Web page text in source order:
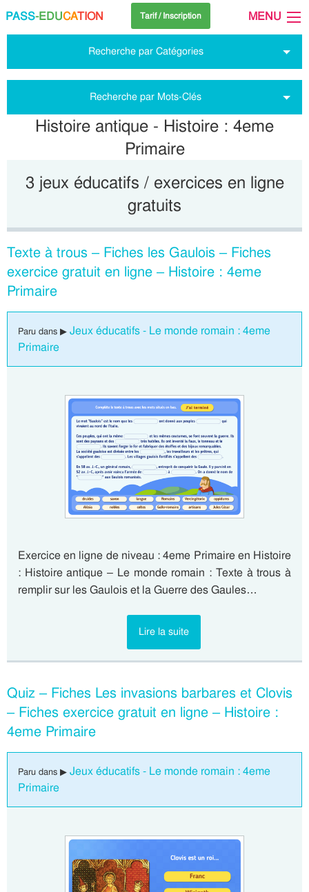
PASS-EDUCATION Tarif / Inscription MENU
Recherche par Catégories
Recherche par Mots-Clés
Histoire antique - Histoire : 4eme
Primaire
3 jeux éducatifs / exercices en ligne
gratuits
Texte à trous – Fiches les Gaulois – Fiches
exercice gratuit en ligne – Histoire : 4eme
Primaire
Paru dans ▶ Jeux éducatifs - Le monde romain : 4eme
Primaire
Exercice en ligne de niveau : 4eme Primaire en Histoire
: Histoire antique – Le monde romain : Texte à trous à
remplir sur les Gaulois et la Guerre des Gaules…
Lire la suite
Quiz – Fiches Les invasions barbares et Clovis
– Fiches exercice gratuit en ligne – Histoire :
4eme Primaire
Paru dans ▶ Jeux éducatifs - Le monde romain : 4eme
Primaire